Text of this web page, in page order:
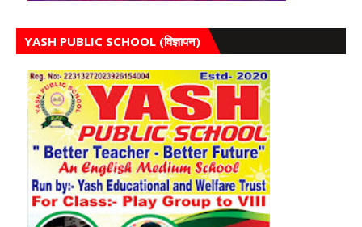
YASH PUBLIC SCHOOL (विज्ञापन)